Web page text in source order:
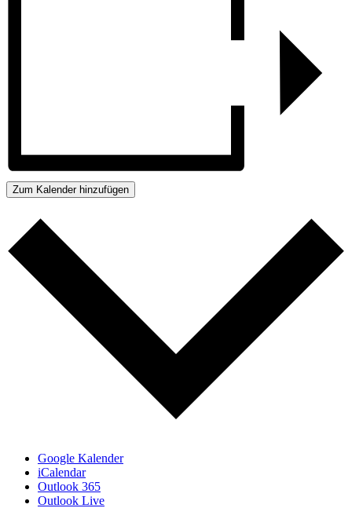
Zum Kalender hinzufügen
Google Kalender
iCalendar
Outlook 365
Outlook Live